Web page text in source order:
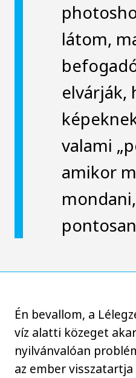
látom,
elvárják,
valami
amikor
Én bevallom, a
víz alatti közeget
nyilvánvalóan
az ember visszatartja